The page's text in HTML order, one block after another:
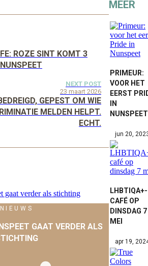
ROZE SINT KOMT 3
NEXT POST
23 maart 2026
GEPEST OM WIE
MELDEN HELPT.
ECHT.
NIEUWS
GAAT VERDER ALS
MEER
PRIMEUR:
VOOR HET
EERST
IN
NUNSPEET
jun 20,
LHBTIQA+-
CAFÉ OP
DINSDAG 7
MEI
apr 19,